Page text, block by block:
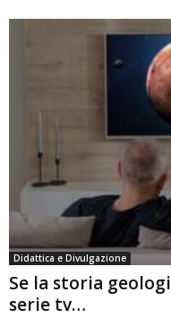
Didattica e Divulgazione
Se la storia
serie tv…